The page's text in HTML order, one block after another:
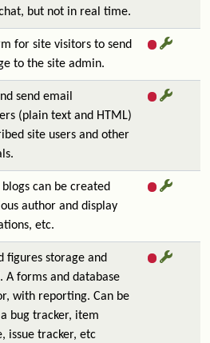
but not in real time.
for site visitors to send
to the site admin.
send email
(plain text and HTML)
site users and other
can be created
author and display
etc.
figures storage and
A forms and database
with reporting. Can be
bug tracker, item
issue tracker, etc